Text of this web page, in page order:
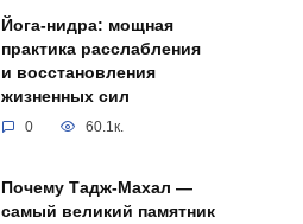
Йога-нидра: мощная
практика расслабления
и восстановления
жизненных сил
0 60.1к.
Почему Тадж-Махал —
самый великий памятник